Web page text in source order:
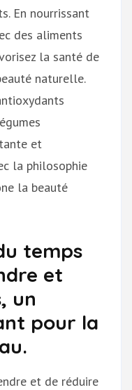
En nourrissant
des aliments
la santé de
naturelle.
et
la philosophie
la beauté
temps
et
un
pour la
et de réduire